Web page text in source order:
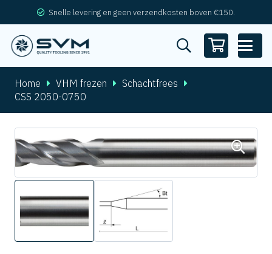
Snelle levering en geen verzendkosten boven €150.
Home VHM frezen
Schachtfrees
CSS 2050-0750